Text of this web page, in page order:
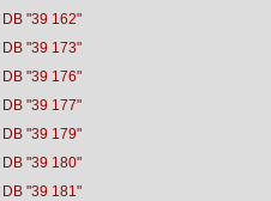
DB "39 162"
DB "39 173"
DB "39 176"
DB "39 177"
DB "39 179"
DB "39 180"
DB "39 181"